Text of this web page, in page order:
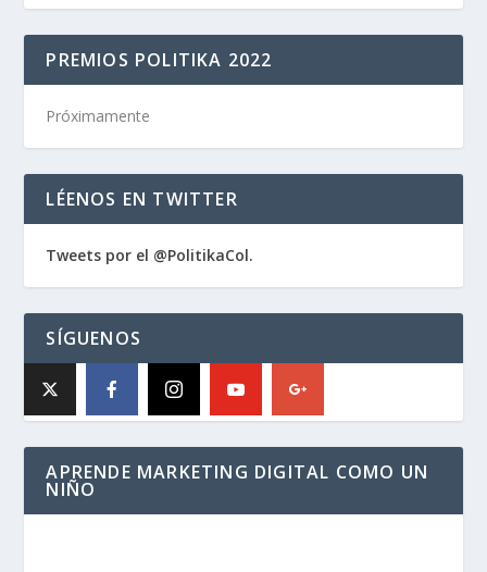
PREMIOS POLITIKA 2022
Próximamente
LÉENOS EN TWITTER
Tweets por el @PolitikaCol.
SÍGUENOS
APRENDE MARKETING DIGITAL COMO UN
NIÑO